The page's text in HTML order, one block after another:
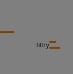
filtry